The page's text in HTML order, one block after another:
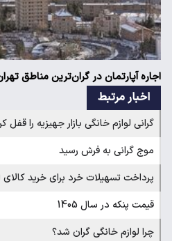
اجاره آپارتمان در گران‌ترین مناطق
اخبار مرتبط
گرانی لوازم خانگی بازار جهیزیه را قفل
موج گرانی به فرش رسید
پرداخت تسهیلات خرد برای خرید کالای
قیمت پنکه در سال 1405
چرا لوازم خانگی گران شد؟